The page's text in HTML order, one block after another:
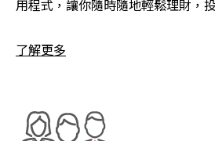
用程式，讓你隨時隨地輕鬆理財，
了解更多